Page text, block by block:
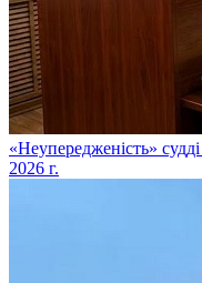
​«Неупередженість»
2026 г.